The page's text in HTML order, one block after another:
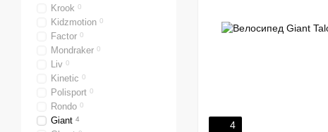
4
Krook 0
Kidzmotion 0
Factor 0
Mondraker 0
Liv 0
Kinetic 0
Polisport 0
Rondo 0
Giant 4